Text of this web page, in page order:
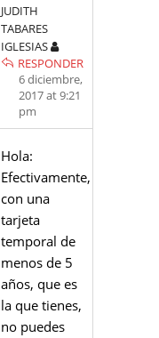
JUDITH
TABARES
IGLESIAS
RESPONDER
6 diciembre,
2017 at 9:21
pm
Hola:
Efectivamente,
con una
tarjeta
temporal de
menos de 5
años, que es
la que tienes,
no puedes